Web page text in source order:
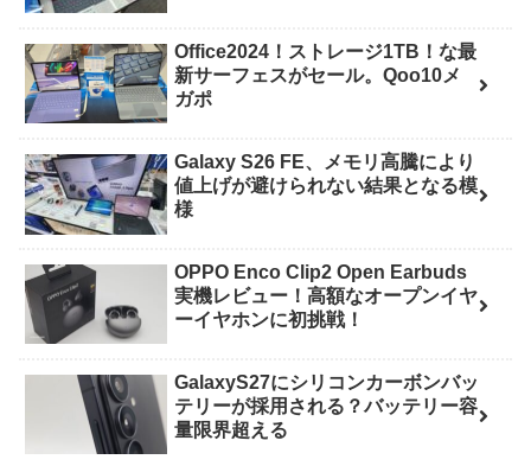
Office2024！ストレージ1TB！な最
新サーフェスがセール。Qoo10メ
ガポ
Galaxy S26 FE、メモリ高騰により
値上げが避けられない結果となる模
様
OPPO Enco Clip2 Open Earbuds
実機レビュー！高額なオープンイヤ
ーイヤホンに初挑戦！
GalaxyS27にシリコンカーボンバッ
テリーが採用される？バッテリー容
量限界超える